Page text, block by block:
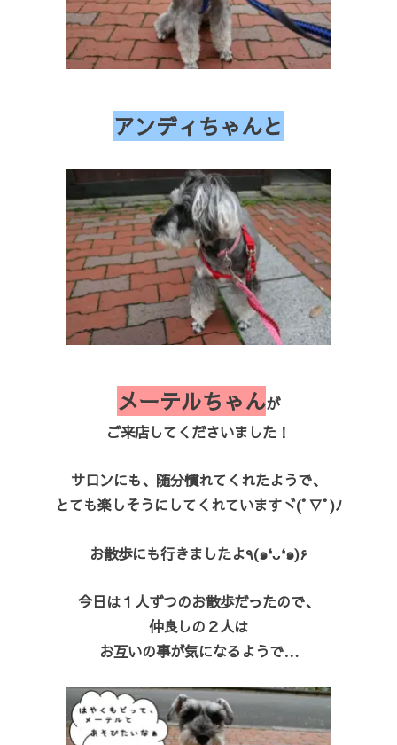
アンディちゃんと
メーテルちゃんが
ご来店してくださいました！
サロンにも、随分慣れてくれたようで、
とても楽しそうにしてくれていますヾ(ﾟ∇ﾟ)ﾉ
お散歩にも行きましたよ٩(๑❛ᴗ❛๑)۶
今日は１人ずつのお散歩だったので、
仲良しの２人は
お互いの事が気になるようで…